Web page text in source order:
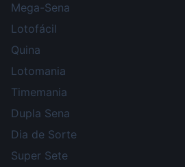
Mega-Sena
Lotofácil
Quina
Lotomania
Timemania
Dupla Sena
Dia de Sorte
Super Sete